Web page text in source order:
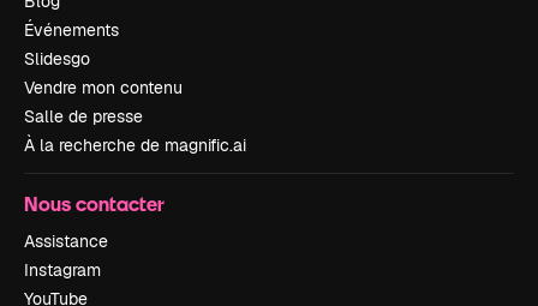
Événements
Slidesgo
Vendre mon contenu
Salle de presse
À la recherche de magnific.ai
Nous contacter
Assistance
Instagram
YouTube